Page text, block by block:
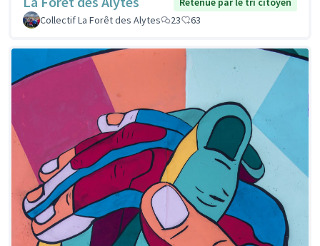
Collectif La Forêt des Alytes
23 63